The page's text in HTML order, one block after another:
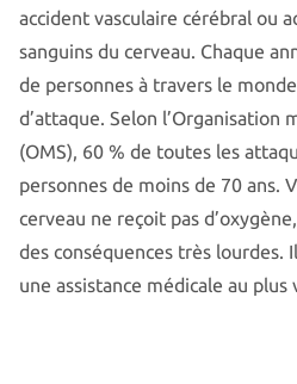
accident vasculaire cérébral ou
sanguins du cerveau. Chaque
de personnes à travers le
d’attaque. Selon l’Organisation
(OMS), 60 % de toutes les
personnes de moins de 70 ans.
cerveau ne reçoit pas
des conséquences très
une assistance médicale au plus